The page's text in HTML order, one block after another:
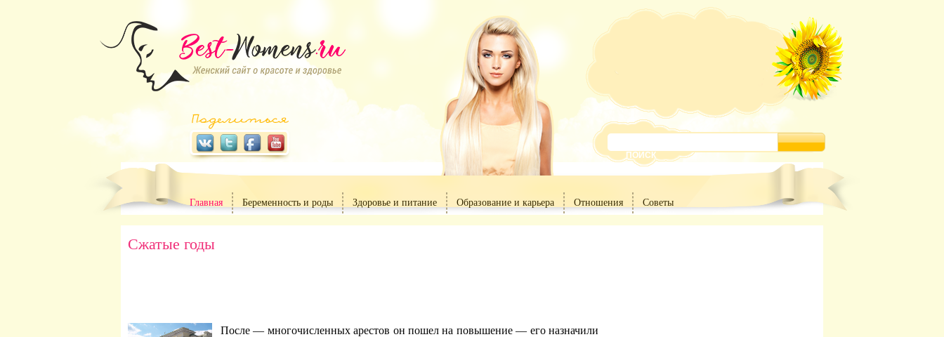
Главная Беременность и роды Здоровье и питание Образование и карьера Отношения Советы
Сжатые годы
После — многочисленных арестов он пошел на повышение — его назначили